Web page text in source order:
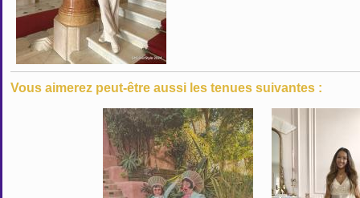
Vous aimerez peut-être aussi les tenues suivantes :